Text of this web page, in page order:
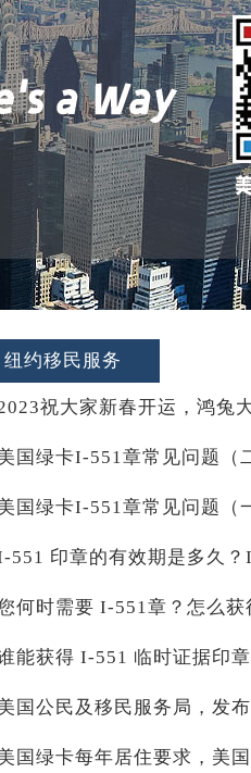
纽约移民服务
祝大家新春开运，鸿兔
国绿卡I-551章常见问题（
国绿卡I-551章常见问题（
551 印章的有效期是多久
何时需要 I-551章？怎么获
能获得 I-551 临时证据印
国公民及移民服务局，发
国绿卡每年居住要求，美